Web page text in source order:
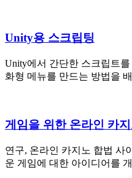
Unity용 스크립팅
Unity에서 간단한 스크립트
화형 메뉴를 만드는 방법을
게임을 위한 온라인 카
연구, 온라인 카지노 합법 사
운 게임에 대한 아이디어를